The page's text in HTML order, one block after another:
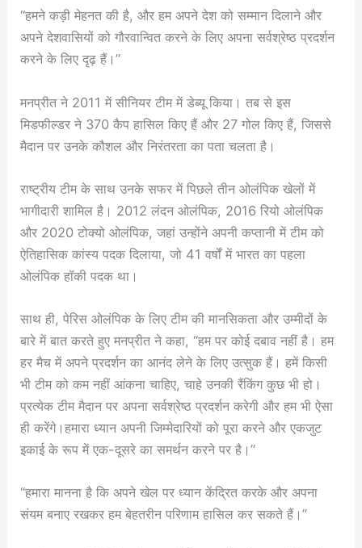
“हमने कड़ी मेहनत की है, और हम अपने देश को सम्मान दिलाने और
अपने देशवासियों को गौरवान्वित करने के लिए अपना सर्वश्रेष्ठ प्रदर्शन
करने के लिए दृढ़ हैं।”
मनप्रीत ने 2011 में सीनियर टीम में डेब्यू किया। तब से इस
मिडफील्डर ने 370 कैप हासिल किए हैं और 27 गोल किए हैं, जिससे
मैदान पर उनके कौशल और निरंतरता का पता चलता है।
राष्ट्रीय टीम के साथ उनके सफर में पिछले तीन ओलंपिक खेलों में
भागीदारी शामिल है। 2012 लंदन ओलंपिक, 2016 रियो ओलंपिक
और 2020 टोक्यो ओलंपिक, जहां उन्होंने अपनी कप्तानी में टीम को
ऐतिहासिक कांस्य पदक दिलाया, जो 41 वर्षों में भारत का पहला
ओलंपिक हॉकी पदक था।
साथ ही, पेरिस ओलंपिक के लिए टीम की मानसिकता और उम्मीदों के
बारे में बात करते हुए मनप्रीत ने कहा, “हम पर कोई दबाव नहीं है। हम
हर मैच में अपने प्रदर्शन का आनंद लेने के लिए उत्सुक हैं। हमें किसी
भी टीम को कम नहीं आंकना चाहिए, चाहे उनकी रैंकिंग कुछ भी हो।
प्रत्येक टीम मैदान पर अपना सर्वश्रेष्ठ प्रदर्शन करेगी और हम भी ऐसा
ही करेंगे।हमारा ध्यान अपनी जिम्मेदारियों को पूरा करने और एकजुट
इकाई के रूप में एक-दूसरे का समर्थन करने पर है।”
“हमारा मानना ​​है कि अपने खेल पर ध्यान केंद्रित करके और अपना
संयम बनाए रखकर हम बेहतरीन परिणाम हासिल कर सकते हैं।”